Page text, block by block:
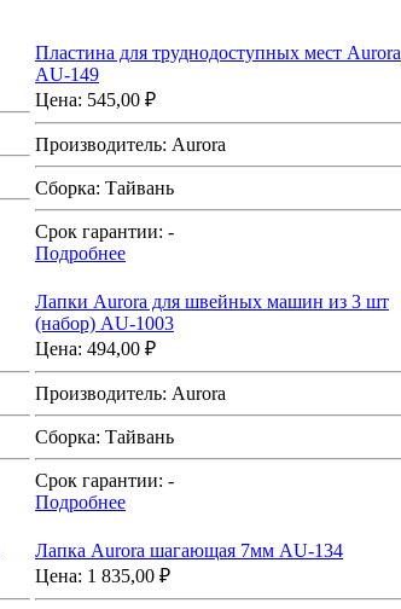
Пластина для труднодоступных мест Aurora
AU-149
Цена: 545,00 ₽
Производитель: Aurora
Сборка: Тайвань
Срок гарантии: -
Подробнее
Лапки Aurora для швейных машин из 3 шт
(набор) AU-1003
Цена: 494,00 ₽
Производитель: Aurora
Сборка: Тайвань
Срок гарантии: -
Подробнее
Лапка Aurora шагающая 7мм AU-134
Цена: 1 835,00 ₽